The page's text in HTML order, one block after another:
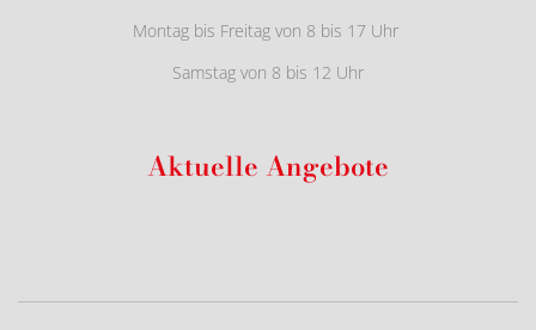
Montag bis Freitag von 8 bis 17 Uhr
Samstag von 8 bis 12 Uhr
Aktuelle Angebote